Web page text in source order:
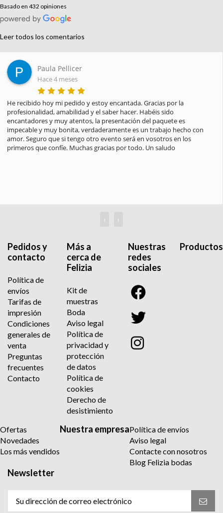
Basado en 432 opiniones
Leer todos los comentarios
Paula Pellicer
Hace 4 meses
He recibido hoy mi pedido y estoy encantada. Gracias por la
profesionalidad, amabilidad y el saber hacer. Habéis sido
encantadores y muy atentos, la presentación del paquete es
impecable y muy bonita, verdaderamente es un trabajo hecho con
amor. Seguro que si tengo otro evento será en vosotros en los
primeros que confíe. Muchas gracias por todo. Un saludo
‹ ›
Pedidos y
contacto
Política de
envíos
Tarifas de
impresión
Condiciones
generales de
venta
Preguntas
frecuentes
Contacto
Más a
cerca de
Felizia
Kit de
muestras
Boda
Aviso legal
Política de
privacidad y
protección
de datos
Política de
cookies
Derecho de
desistimiento
Nuestras
redes
sociales
Productos
Ofertas
Novedades
Los más vendidos
Nuestra empresaPolítica de envíos
Aviso legal
Contacte con nosotros
Blog Felizia bodas
Newsletter